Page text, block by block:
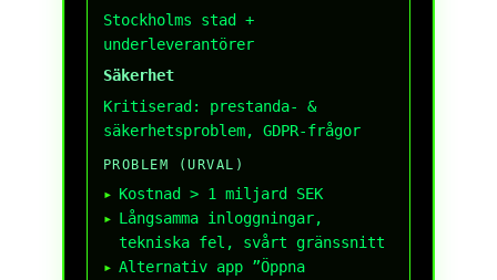
Stockholms stad +
underleverantörer
Säkerhet
Kritiserad: prestanda- &
säkerhetsproblem, GDPR-frågor
PROBLEM (URVAL)
Kostnad > 1 miljard SEK
Långsamma inloggningar,
tekniska fel, svårt gränssnitt
Alternativ app ”Öppna